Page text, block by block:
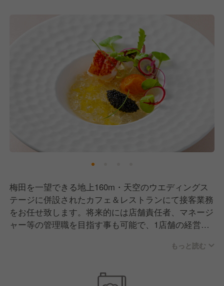
のもと、それぞれのメンバーが目の前の扉を開き続
け、仕事を楽しみながら最高のパフォーマンスを発揮
する集団を目指していきます。
梅田を一望できる地上160m・天空のウエディングス
テージに併設されたカフェ＆レストランにて接客業務
をお任せ致します。将来的には店舗責任者、マネージ
ャー等の管理職を目指す事も可能で、1店舗の経営者
もっと読む